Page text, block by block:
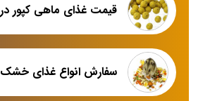
قیمت غذای ماهی کپور